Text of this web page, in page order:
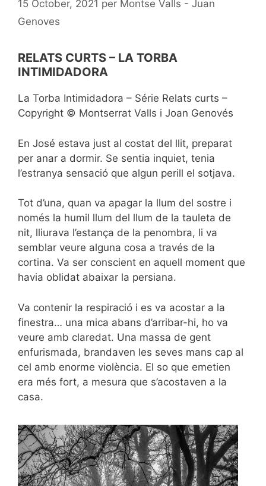
15 October, 2021 per Montse Valls - Juan
Genoves
RELATS CURTS – LA TORBA
INTIMIDADORA
La Torba Intimidadora – Série Relats curts –
Copyright © Montserrat Valls i Joan Genovés
En José estava just al costat del llit, preparat
per anar a dormir. Se sentia inquiet, tenia
l’estranya sensació que algun perill el sotjava.
Tot d’una, quan va apagar la llum del sostre i
només la humil llum del llum de la tauleta de
nit, lliurava l’estança de la penombra, li va
semblar veure alguna cosa a través de la
cortina. Va ser conscient en aquell moment que
havia oblidat abaixar la persiana.
Va contenir la respiració i es va acostar a la
finestra… una mica abans d’arribar-hi, ho va
veure amb claredat. Una massa de gent
enfurismada, brandaven les seves mans cap al
cel amb enorme violència. El so que emetien
era més fort, a mesura que s’acostaven a la
casa.